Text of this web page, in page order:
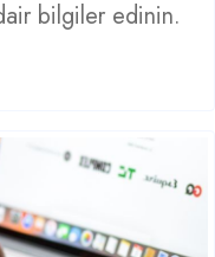
bilgiler edinin.